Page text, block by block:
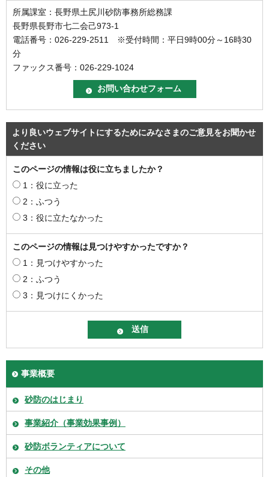
所属課室：長野県土尻川砂防事務所総務課
長野県長野市七二会己973-1
電話番号：026-229-2511 ※受付時間：平日9時00分～16時30
分
ファックス番号：026-229-1024
より良いウェブサイトにするためにみなさまのご意見をお聞かせ
ください
このページの情報は役に立ちましたか？
1：役に立った
2：ふつう
3：役に立たなかった
このページの情報は見つけやすかったですか？
1：見つけやすかった
2：ふつう
3：見つけにくかった
事業概要
砂防のはじまり
事業紹介（事業効果事例）
砂防ボランティアについて
その他